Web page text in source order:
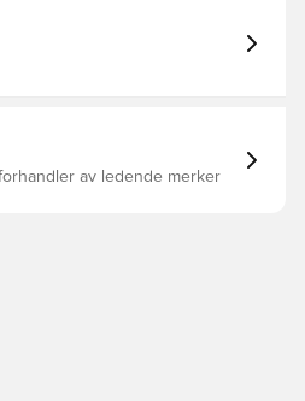
av ledende merker